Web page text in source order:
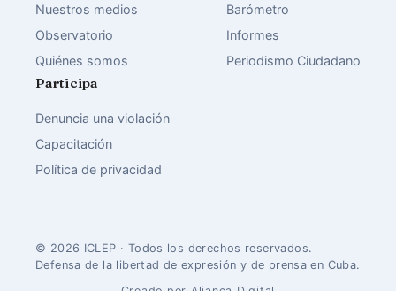
Nuestros medios
Observatorio
Quiénes somos
Barómetro
Informes
Periodismo Ciudadano
Participa
Denuncia una violación
Capacitación
Política de privacidad
© 2026 ICLEP · Todos los derechos reservados.
Defensa de la libertad de expresión y de prensa en Cuba.